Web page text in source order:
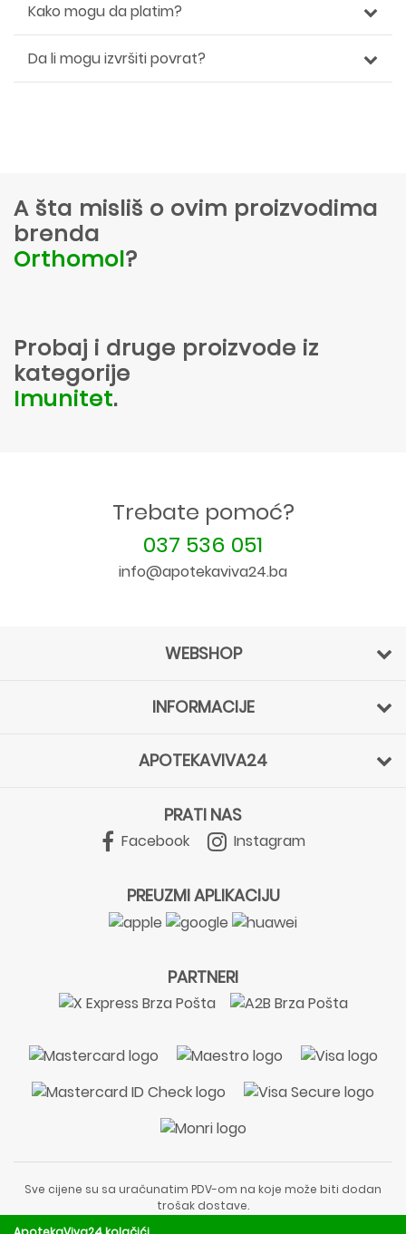
Kako mogu da platim?
Da li mogu izvršiti povrat?
A šta misliš o ovim proizvodima
brenda
Orthomol?
Probaj i druge proizvode iz
kategorije
Imunitet.
Trebate pomoć?
037 536 051
info@apotekaviva24.ba
WEBSHOP
INFORMACIJE
APOTEKAVIVA24
PRATI NAS
Facebook Instagram
PREUZMI APLIKACIJU
PARTNERI
Sve cijene su sa uračunatim PDV-om na koje može biti dodan
trošak dostave.